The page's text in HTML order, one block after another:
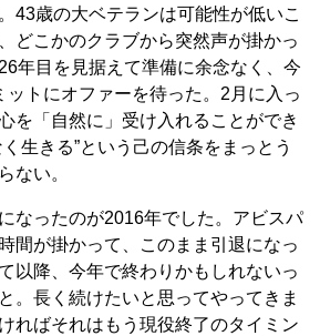
43歳の大ベテランは可能性が低いこ
どこかのクラブから突然声が掛かっ
年目を見据えて準備に余念なく、今
ットにオファーを待った。2月に入っ
を「自然に」受け入れることができ
生きる”という己の信条をまっとう
ない。
なったのが2016年でした。アビスパ
間が掛かって、このまま引退になっ
以降、今年で終わりかもしれないっ
。長く続けたいと思ってやってきま
ればそれはもう現役終了のタイミン